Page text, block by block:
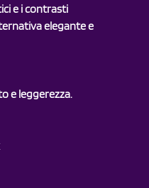
e i contrasti
elegante e
e leggerezza.